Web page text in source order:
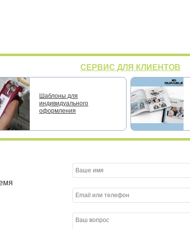
СЕРВИС ДЛЯ КЛИЕНТОВ
Шаблоны для
индивидуального
оформления